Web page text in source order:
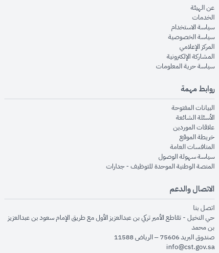
عن الهيئةopens in new window
الخدماتopens in new window
سياسة الاستخدام
سياسة الخصوصيةopens in new window
المركز الإعلاميopens in new window
المشاركة الإلكترونيةopens in new window
سياسة حرية المعلوماتopens in new window
روابط مهمة
البيانات المفتوحةopens in new window
الأسئلة الشائعةopens in new window
علاقات الموردينopens in new window
خريطة الموقعopens in new window
المنافسات العامةopens in new window
سياسة سهولة الوصولopens in new window
المنصة الوطنية الموحدة للتوظيف - جداراتopens in new window
الاتصال والدعم
اتصل بنا
حي النخيل - تقاطع الأمير تركي بن عبدالعزيز الأول مع طريق الإمام سعود بن عبدالعزيز
بن محمد
صندوق البريد 75606 – الرياض 11588
info@cst.gov.sa